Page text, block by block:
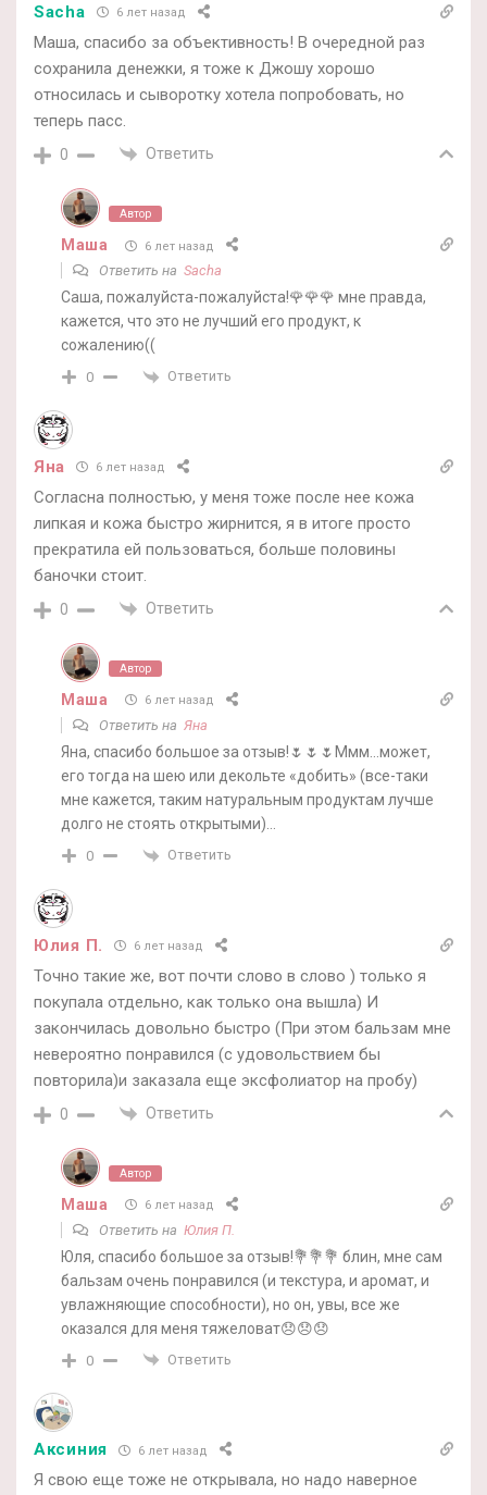
Sacha 6 лет назад
Маша, спасибо за объективность! В очередной раз
сохранила денежки, я тоже к Джошу хорошо
относилась и сыворотку хотела попробовать, но
теперь пасс.
0 Ответить
Автор
Маша 6 лет назад
Ответить на Sacha
Саша, пожалуйста-пожалуйста!🌹🌹🌹 мне правда,
кажется, что это не лучший его продукт, к
сожалению((
0 Ответить
Яна 6 лет назад
Согласна полностью, у меня тоже после нее кожа
липкая и кожа быстро жирнится, я в итоге просто
прекратила ей пользоваться, больше половины
баночки стоит.
0 Ответить
Автор
Маша 6 лет назад
Ответить на Яна
Яна, спасибо большое за отзыв!🌷🌷🌷Ммм…может,
его тогда на шею или декольте «добить» (все-таки
мне кажется, таким натуральным продуктам лучше
долго не стоять открытыми)…
0 Ответить
Юлия П. 6 лет назад
Точно такие же, вот почти слово в слово ) только я
покупала отдельно, как только она вышла) И
закончилась довольно быстро (При этом бальзам мне
невероятно понравился (с удовольствием бы
повторила)и заказала еще эксфолиатор на пробу)
0 Ответить
Автор
Маша 6 лет назад
Ответить на Юлия П.
Юля, спасибо большое за отзыв!💐💐💐 блин, мне сам
бальзам очень понравился (и текстура, и аромат, и
увлажняющие способности), но он, увы, все же
оказался для меня тяжеловат😞😞😞
0 Ответить
Аксиния 6 лет назад
Я свою еще тоже не открывала, но надо наверное